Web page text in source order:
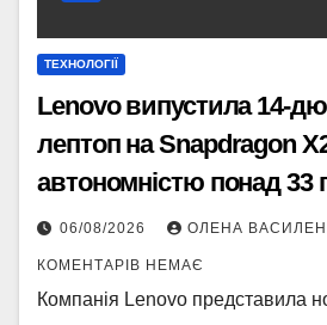
ТЕХНОЛОГІЇ
Lenovo випустила 14-
лептоп на Snapdragon
автономністю понад 33
06/08/2026 ОЛЕНА
КОМЕНТАРІВ НЕМАЄ
Компанія Lenovo представила